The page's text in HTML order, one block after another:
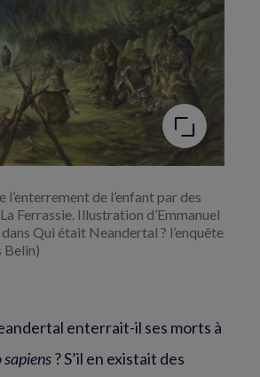
Agrandir
l'image
de l’enfant par des
Ferrassie. Illustration d’Emmanuel
Qui était Neandertal ? l’enquête
Belin)
enterrait-il ses morts à
sapiens? S’il en existait des